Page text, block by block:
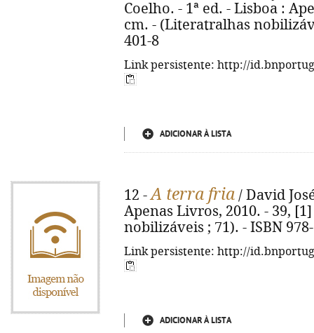
Coelho. - 1ª ed. - Lisboa :
cm. - (Literatralhas
401-8
Link persistente: http://
ADICIONAR À LISTA
12 -A terra fria / David
Apenas Livros, 2010. - 39,
nobilizáveis ; 71). - ISBN
Link persistente: http://
ADICIONAR À LISTA